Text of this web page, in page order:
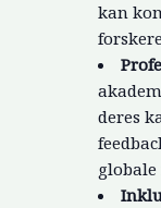
kan
deres
globale